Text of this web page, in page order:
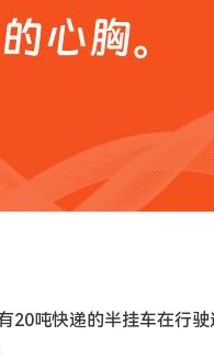
吨快递的半挂车在行驶